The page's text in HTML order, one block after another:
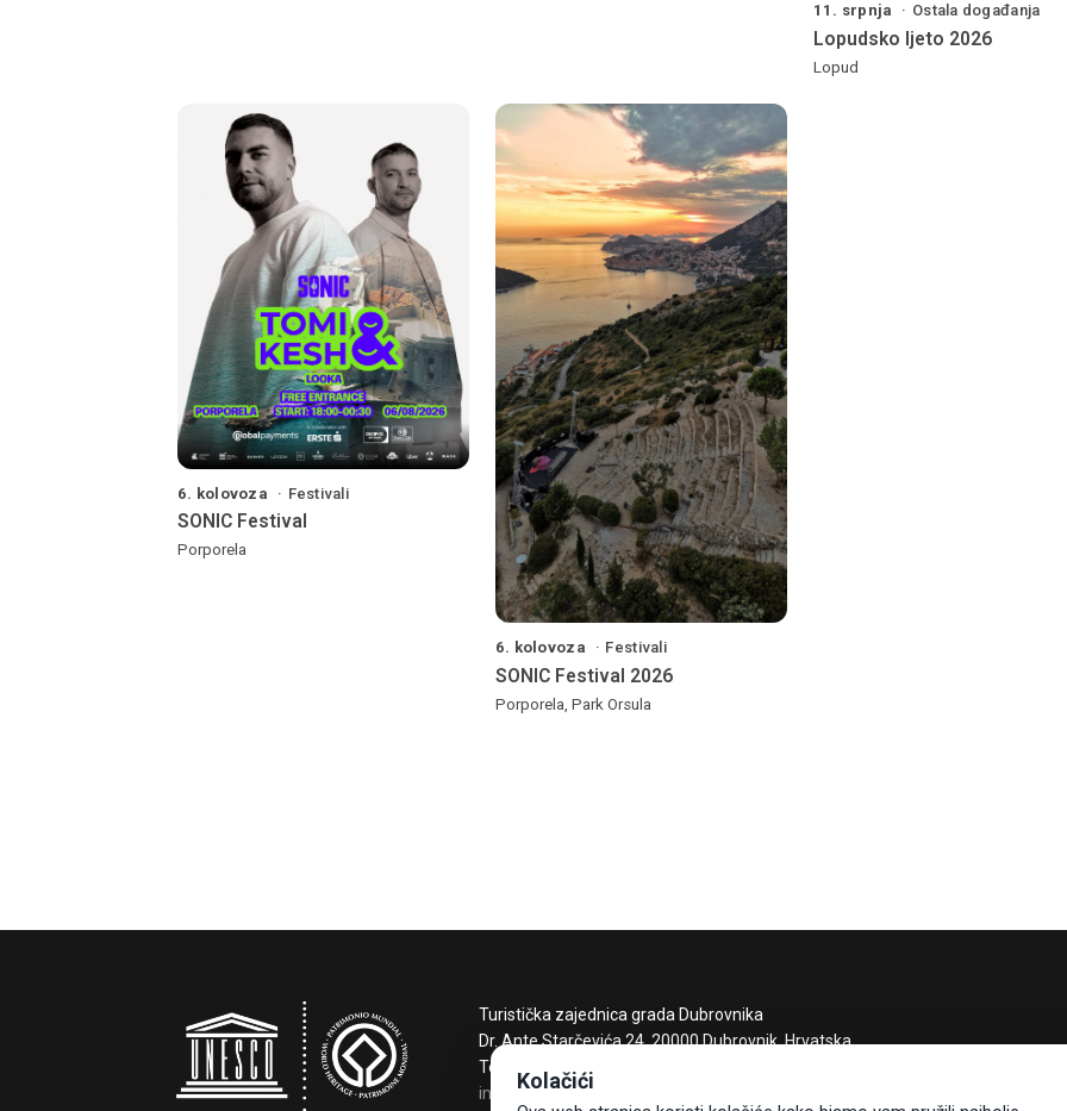
11. srpnja Ostala događanja
Lopudsko ljeto 2026
Lopud
6. kolovoza Festivali
SONIC Festival
Porporela
6. kolovoza Festivali
SONIC Festival 2026
Porporela, Park Orsula
Turistička zajednica grada Dubrovnika
Dr. Ante Starčevića 24, 20000 Dubrovnik, Hrvatska
Tel +385 20 323-887
info@tzdubrovnik.hr
Kolačići